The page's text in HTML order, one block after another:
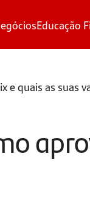
Educação
e quais as suas